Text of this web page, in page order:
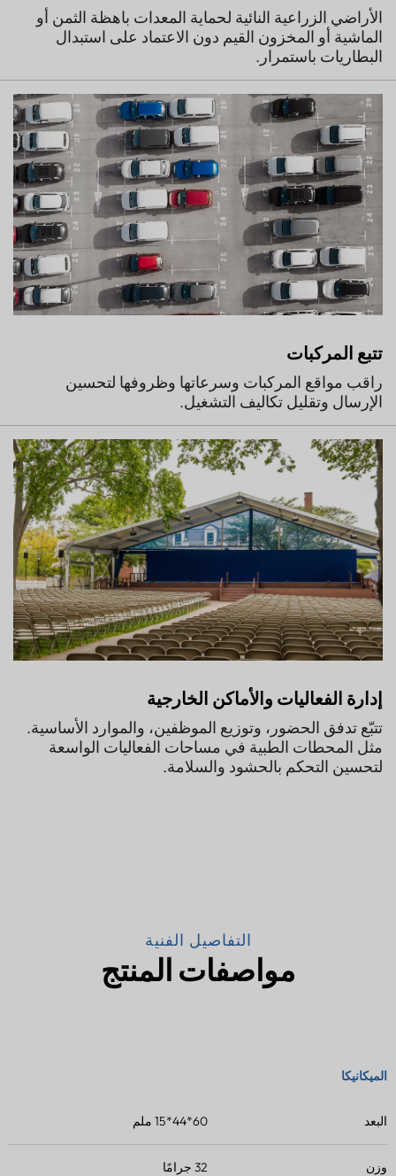
الأراضي الزراعية النائية لحماية المعدات باهظة الثمن أو
الماشية أو المخزون القيم دون الاعتماد على استبدال
البطاريات باستمرار.
تتبع المركبات
راقب مواقع المركبات وسرعاتها وظروفها لتحسين
الإرسال وتقليل تكاليف التشغيل.
إدارة الفعاليات والأماكن الخارجية
تتبّع تدفق الحضور، وتوزيع الموظفين، والموارد الأساسية.
مثل المحطات الطبية في مساحات الفعاليات الواسعة
لتحسين التحكم بالحشود والسلامة.
التفاصيل الفنية
مواصفات المنتج
الميكانيكا
البعد 60*44*15 ملم
وزن 32 جرامًا